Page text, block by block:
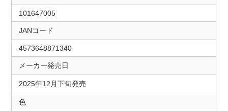
101647005
JANコード
4573648871340
メーカー発売日
2025年12月下旬発売
色